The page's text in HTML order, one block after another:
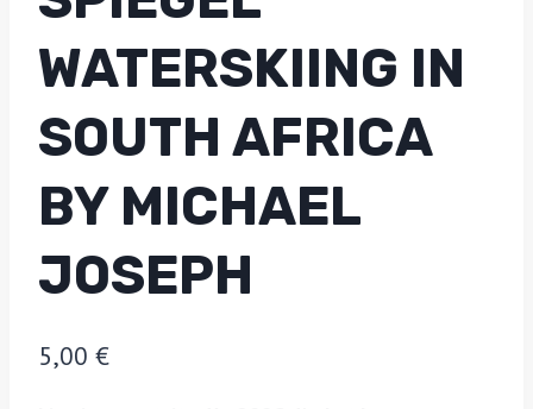
WATERSKIING IN
SOUTH AFRICA
BY MICHAEL
JOSEPH
5,00 €